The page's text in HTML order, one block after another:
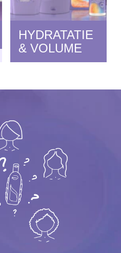
HYDRATATIE
& VOLUME